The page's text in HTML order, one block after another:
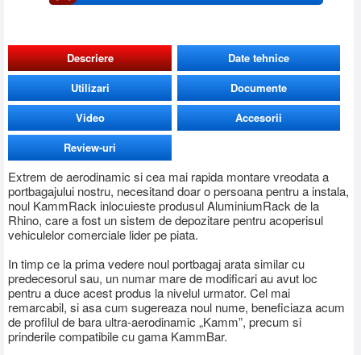
Descriere
Extrem de aerodinamic si cea mai rapida montare vreodata a
portbagajului nostru, necesitand doar o persoana pentru a instala,
noul KammRack inlocuieste produsul AluminiumRack de la
Rhino, care a fost un sistem de depozitare pentru acoperisul
vehiculelor comerciale lider pe piata.
In timp ce la prima vedere noul portbagaj arata similar cu
predecesorul sau, un numar mare de modificari au avut loc
pentru a duce acest produs la nivelul urmator. Cel mai
remarcabil, si asa cum sugereaza noul nume, beneficiaza acum
de profilul de bara ultra-aerodinamic „Kamm”, precum si
prinderile compatibile cu gama KammBar.
Date tehnice
Utilizari
Documente
Video
Accesorii
Review-uri